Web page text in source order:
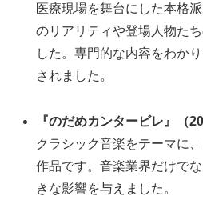
医療現場を舞台にした本格
のリアリティや登場人物た
した。専門的な内容をわか
されました。
『のだめカンタービレ』（
クラシック音楽をテーマに
作品です。音楽業界だけで
きな影響を与えました。